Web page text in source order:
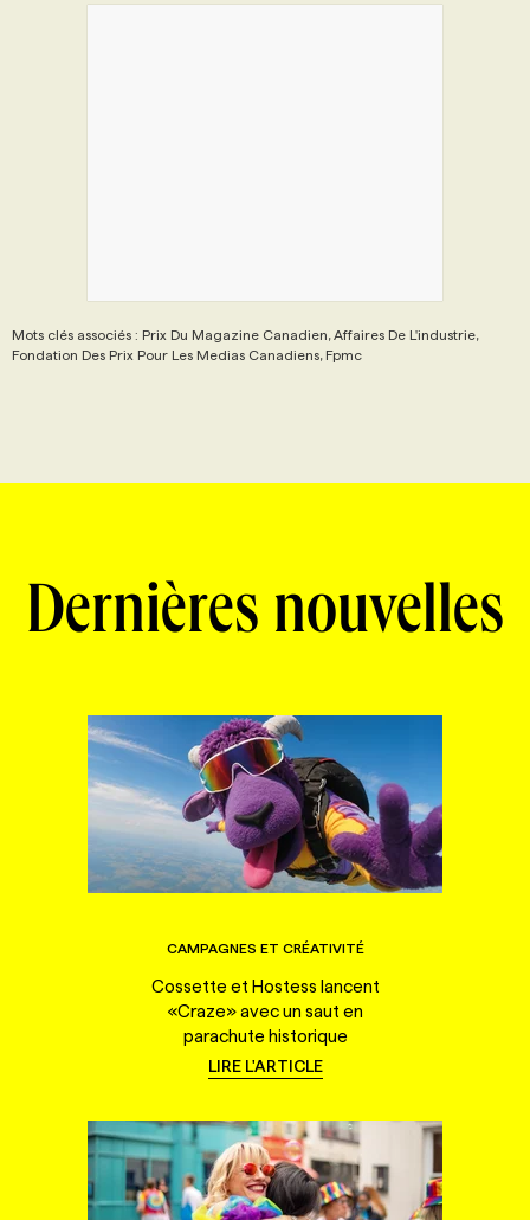
Mots clés associés : Prix Du Magazine Canadien, Affaires De L'industrie,
Fondation Des Prix Pour Les Medias Canadiens, Fpmc
Dernières nouvelles
CAMPAGNES ET CRÉATIVITÉ
Cossette et Hostess lancent
«Craze» avec un saut en
parachute historique
LIRE L'ARTICLE